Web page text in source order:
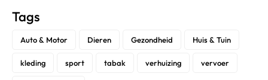
Tags
Auto & Motor Dieren Gezondheid Huis & Tuin
kleding sport tabak verhuizing vervoer